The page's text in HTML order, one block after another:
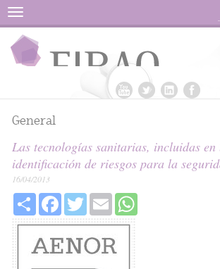
Menu
General
Las tecnologías sanitarias, incluidas en
identificación de riesgos para la
16/04/2013
Share FacebookTwitter Email